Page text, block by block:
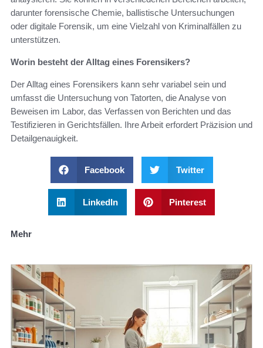
darunter forensische Chemie, ballistische Untersuchungen
oder digitale Forensik, um eine Vielzahl von Kriminalfällen zu
unterstützen.
Worin besteht der Alltag eines Forensikers?
Der Alltag eines Forensikers kann sehr variabel sein und
umfasst die Untersuchung von Tatorten, die Analyse von
Beweisen im Labor, das Verfassen von Berichten und das
Testifizieren in Gerichtsfällen. Ihre Arbeit erfordert Präzision und
Detailgenauigkeit.
Facebook Twitter
LinkedIn Pinterest
Mehr